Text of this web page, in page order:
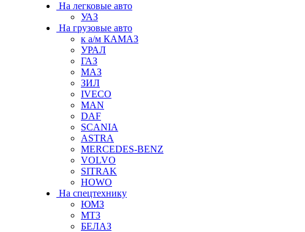
На легковые авто
УАЗ
На грузовые авто
к а/м КАМАЗ
УРАЛ
ГАЗ
МАЗ
ЗИЛ
IVECO
MAN
DAF
SCANIA
ASTRA
MERCEDES-BENZ
VOLVO
SITRAK
HOWO
На спецтехнику
ЮМЗ
МТЗ
БЕЛАЗ